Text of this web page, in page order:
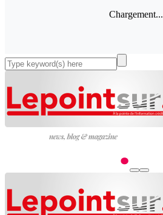
Chargement...